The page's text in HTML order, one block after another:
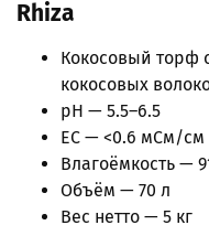
Rhiza
Кокосовый торф
кокосовых
pH — 5.5–6.5
EC — <0.6 мСм/см
Влагоёмкость —
Объём — 70 л
Вес нетто — 5 кг